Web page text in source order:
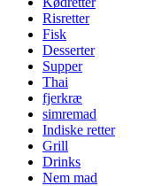
Risretter
Fisk
Desserter
Supper
Thai
fjerkræ
simremad
Indiske retter
Grill
Drinks
Nem mad